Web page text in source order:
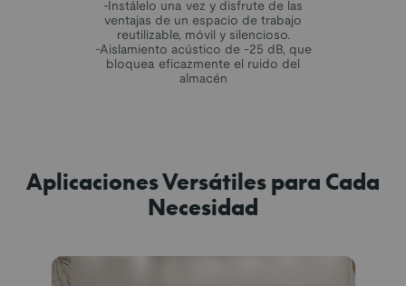
-Instálelo una vez y disfrute de las
ventajas de un espacio de trabajo
reutilizable, móvil y silencioso.
-Aislamiento acústico de -25 dB, que
bloquea eficazmente el ruido del
almacén
Aplicaciones Versátiles para Cada
Necesidad